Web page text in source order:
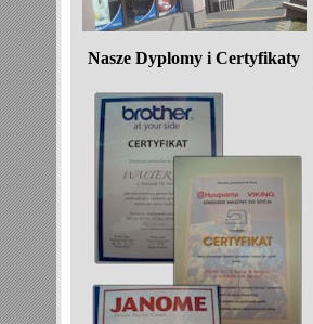
Nasze Dyplomy i Certyfikaty